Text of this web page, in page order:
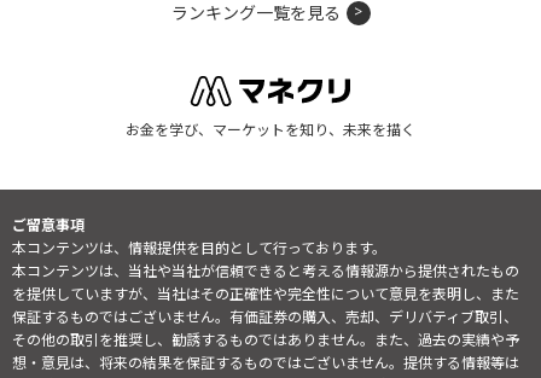
ランキング一覧を見る
お金を学び、マーケットを知り、未来を描く
ご留意事項
本コンテンツは、情報提供を目的として行っております。
本コンテンツは、当社や当社が信頼できると考える情報源から提供されたもの
を提供していますが、当社はその正確性や完全性について意見を表明し、また
保証するものではございません。有価証券の購入、売却、デリバティブ取引、
その他の取引を推奨し、勧誘するものではありません。また、過去の実績や予
想・意見は、将来の結果を保証するものではございません。提供する情報等は